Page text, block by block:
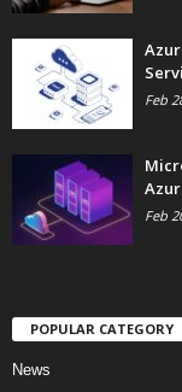
Feb
Feb
POPULAR CATEGORY
News